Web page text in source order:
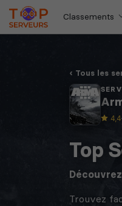
Classements
Tous les
4,4
Top
Trouvez